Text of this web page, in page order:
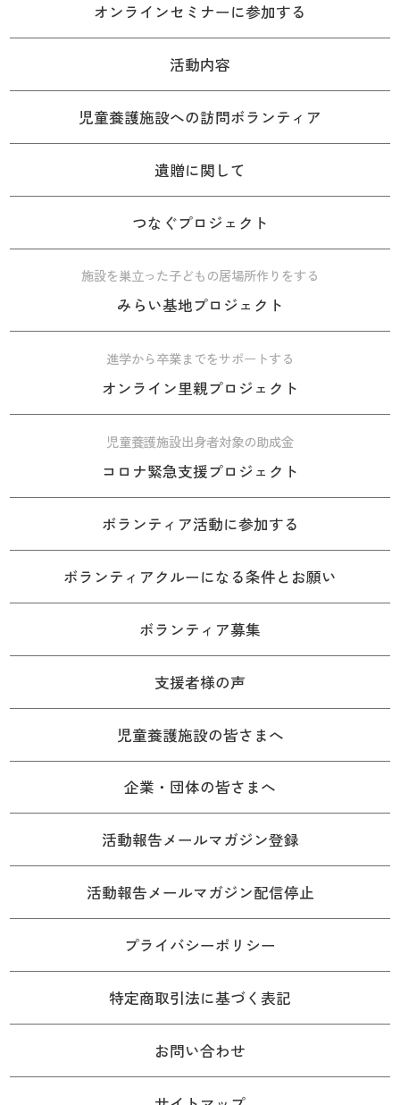
オンラインセミナーに参加する
活動内容
児童養護施設への訪問ボランティア
遺贈に関して
つなぐプロジェクト
施設を巣立った子どもの居場所作りをする
みらい基地プロジェクト
進学から卒業までをサポートする
オンライン里親プロジェクト
児童養護施設出身者対象の助成金
コロナ緊急支援プロジェクト
ボランティア活動に参加する
ボランティアクルーになる条件とお願い
ボランティア募集
支援者様の声
児童養護施設の皆さまへ
企業・団体の皆さまへ
活動報告メールマガジン登録
活動報告メールマガジン配信停止
プライバシーポリシー
特定商取引法に基づく表記
お問い合わせ